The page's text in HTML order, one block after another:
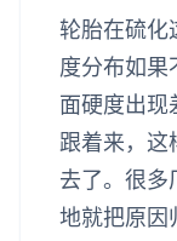
轮胎在硫化
度分布如果
面硬度出现
跟着来，这
去了。很多
地就把原因